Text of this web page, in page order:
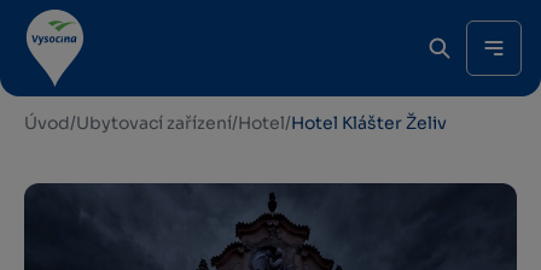
Úvod/Ubytovací zařízení/Hotel/Hotel Klášter Želiv